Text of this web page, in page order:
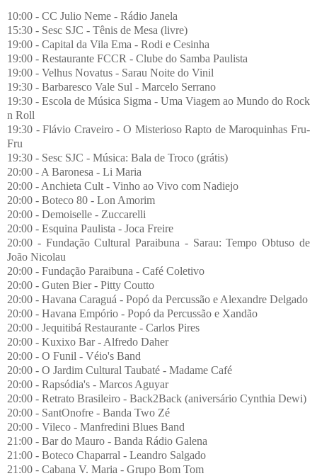
10:00 - CC Julio Neme - Rádio Janela
15:30 - Sesc SJC - Tênis de Mesa (livre)
19:00 - Capital da Vila Ema - Rodi e Cesinha
19:00 - Restaurante FCCR - Clube do Samba Paulista
19:00 - Velhus Novatus - Sarau Noite do Vinil
19:30 - Barbaresco Vale Sul - Marcelo Serrano
19:30 - Escola de Música Sigma - Uma Viagem ao Mundo do Rock
n Roll
19:30 - Flávio Craveiro - O Misterioso Rapto de Maroquinhas Fru-
Fru
19:30 - Sesc SJC - Música: Bala de Troco (grátis)
20:00 - A Baronesa - Li Maria
20:00 - Anchieta Cult - Vinho ao Vivo com Nadiejo
20:00 - Boteco 80 - Lon Amorim
20:00 - Demoiselle - Zuccarelli
20:00 - Esquina Paulista - Joca Freire
20:00 - Fundação Cultural Paraibuna - Sarau: Tempo Obtuso de
João Nicolau
20:00 - Fundação Paraibuna - Café Coletivo
20:00 - Guten Bier - Pitty Coutto
20:00 - Havana Caraguá - Popó da Percussão e Alexandre Delgado
20:00 - Havana Empório - Popó da Percussão e Xandão
20:00 - Jequitibá Restaurante - Carlos Pires
20:00 - Kuxixo Bar - Alfredo Daher
20:00 - O Funil - Véio's Band
20:00 - O Jardim Cultural Taubaté - Madame Café
20:00 - Rapsódia's - Marcos Aguyar
20:00 - Retrato Brasileiro - Back2Back (aniversário Cynthia Dewi)
20:00 - SantOnofre - Banda Two Zé
20:00 - Vileco - Manfredini Blues Band
21:00 - Bar do Mauro - Banda Rádio Galena
21:00 - Boteco Chaparral - Leandro Salgado
21:00 - Cabana V. Maria - Grupo Bom Tom